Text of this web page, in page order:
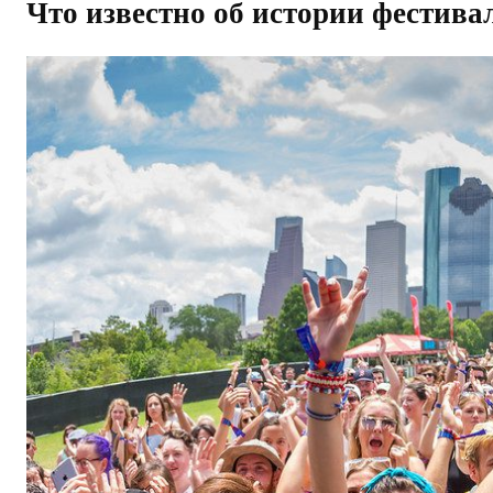
Что известно об истории